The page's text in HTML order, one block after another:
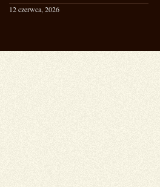
12 czerwca, 2026